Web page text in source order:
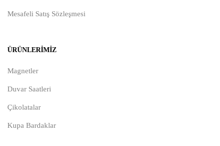
Mesafeli Satış Sözleşmesi
ÜRÜNLERIMIZ
Magnetler
Duvar Saatleri
Çikolatalar
Kupa Bardaklar